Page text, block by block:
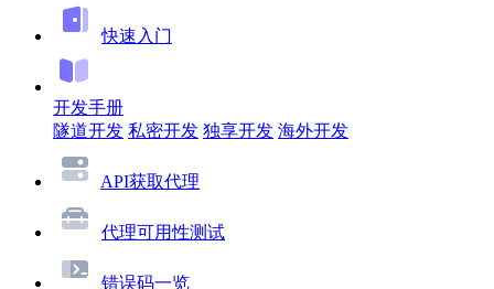
快速入门
开发手册
隧道开发 私密开发 独享开发 海外开发
API获取代理
代理可用性测试
错误码一览